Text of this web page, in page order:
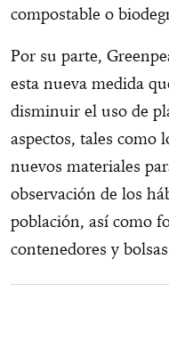
compostable o
Por su parte,
esta nueva medida
disminuir el uso de
aspectos, tales como
nuevos materiales
observación de los
población, así como
contenedores y